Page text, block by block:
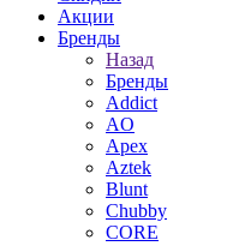
Акции
Бренды
Назад
Бренды
Addict
AO
Apex
Aztek
Blunt
Chubby
CORE